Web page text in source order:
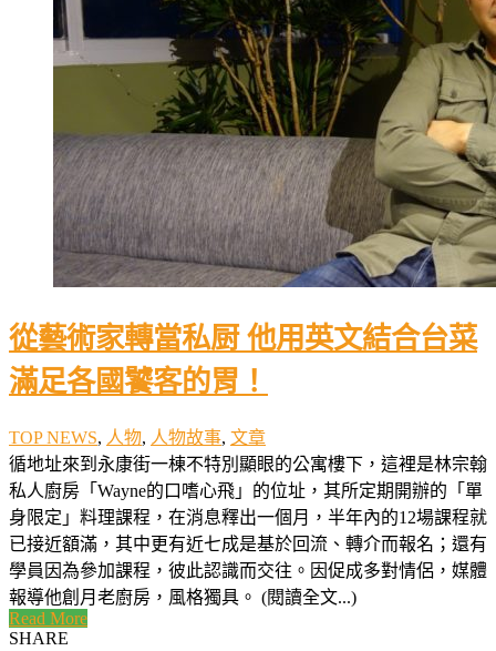
從藝術家轉當私厨 他用英文結合台菜
滿足各國饕客的胃！
TOP NEWS, 人物, 人物故事, 文章
循地址來到永康街一棟不特別顯眼的公寓樓下，這裡是林宗翰
私人廚房「Wayne的口嗜心飛」的位址，其所定期開辦的「單
身限定」料理課程，在消息釋出一個月，半年內的12場課程就
已接近額滿，其中更有近七成是基於回流、轉介而報名；還有
學員因為參加課程，彼此認識而交往。因促成多對情侶，媒體
報導他創月老廚房，風格獨具。 (閱讀全文...)
Read More
SHARE